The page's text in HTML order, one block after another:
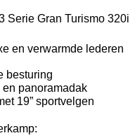
Serie Gran Turismo 320i
en verwarmde lederen
besturing
panoramadak
19” sportvelgen